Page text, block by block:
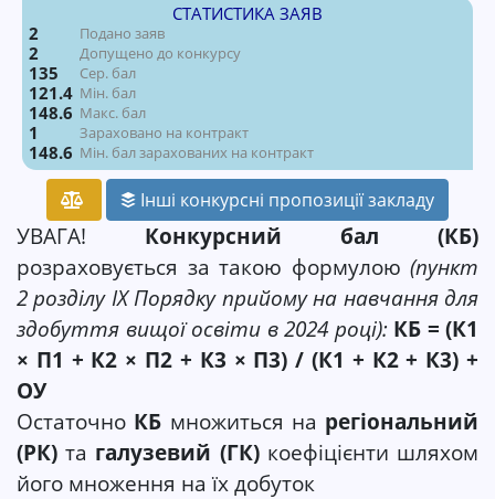
СТАТИСТИКА ЗАЯВ
2
Подано заяв
2 Допущено до конкурсу
135 Сер. бал
121.4 Мін. бал
148.6 Макс. бал
1 Зараховано на контракт
148.6 Мін. бал зарахованих на контракт
Інші конкурсні пропозиції закладу
УВАГА! Конкурсний бал (КБ)
розраховується за такою формулою (пункт
2 розділу ІX Порядку прийому на навчання для
здобуття вищої освіти в 2024 році): КБ = (К1
× П1 + К2 × П2 + К3 × П3) / (К1 + К2 + К3) +
ОУ
Остаточно КБ множиться на регіональний
(РК) та галузевий (ГК)коефіцієнти шляхом
його множення на їх добуток